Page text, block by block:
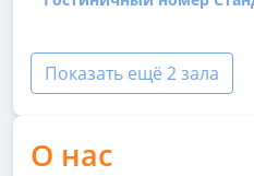
Показать подробности
Показать ещё 2 зала
О нас